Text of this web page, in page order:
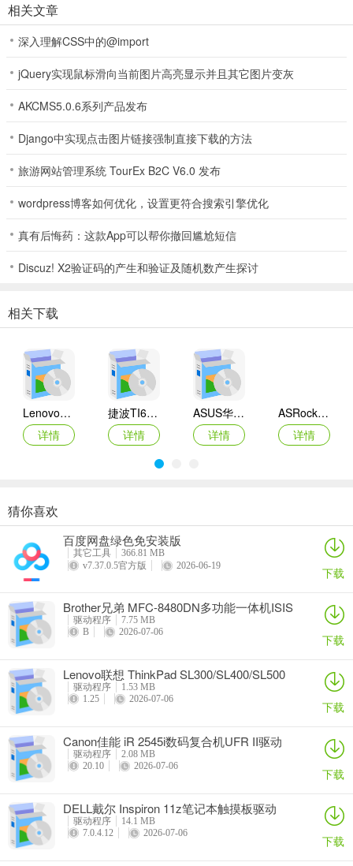
相关文章
深入理解CSS中的@import
jQuery实现鼠标滑向当前图片高亮显示并且其它图片变灰
AKCMS5.0.6系列产品发布
Django中实现点击图片链接强制直接下载的方法
旅游网站管理系统 TourEx B2C V6.0 发布
wordpress博客如何优化，设置更符合搜索引擎优化
真有后悔药：这款App可以帮你撤回尴尬短信
Discuz! X2验证码的产生和验证及随机数产生探讨
相关下载
Lenovo联想 Ideapad Z465/Z565系列笔记本 声卡驱动
详情
捷波TI61AG-A主板BIOS
详情
ASUS华硕F1A55-M LX3 R2.0主板BIOS
详情
ASRock华擎IMB-A160主板BIOS
详情
奥睿科PAS3062-2E/PAS3062-2S/PAS3064-2S2E系列扩展卡驱动
详情
Canon佳能 PowerShot A310 WIA驱动
详情
AMD Mobility Radeon HD 2000/HD 3000/HD 4000/HD 5000系列移动显卡催化剂驱动
映泰Hi-Fi H77S 5.x主板BIOS
猜你喜欢
百度网盘绿色免安装版
其它工具
366.81 MB
v7.37.0.5官方版
2026-06-19 下载
Brother兄弟 MFC-8480DN多功能一体机ISIS
驱动
驱动程序
7.75 MB
B
2026-07-06 下载
Lenovo联想 ThinkPad SL300/SL400/SL500
笔记本BIOS
驱动程序
1.53 MB
1.25
2026-07-06 下载
Canon佳能 iR 2545i数码复合机UFR II驱动
驱动程序
2.08 MB
20.10
2026-07-06 下载
DELL戴尔 Inspiron 11z笔记本触摸板驱动
驱动程序
14.1 MB
7.0.4.12
2026-07-06 下载